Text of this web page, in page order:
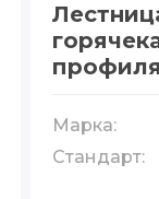
Марка:
Стандарт: